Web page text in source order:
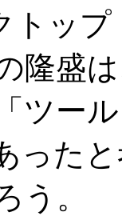
トップ
隆盛
ツール
った
う。